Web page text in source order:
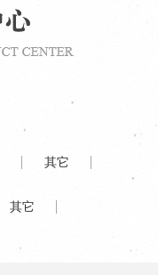
其它
其它